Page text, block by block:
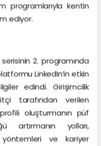
programlarıyla kentin
ediyor.
2. programında
LinkedIn’in etkin
edindi. Girişimcilik
tarafından verilen
oluşturmanın püf
artırmanın yolları,
ve kariyer